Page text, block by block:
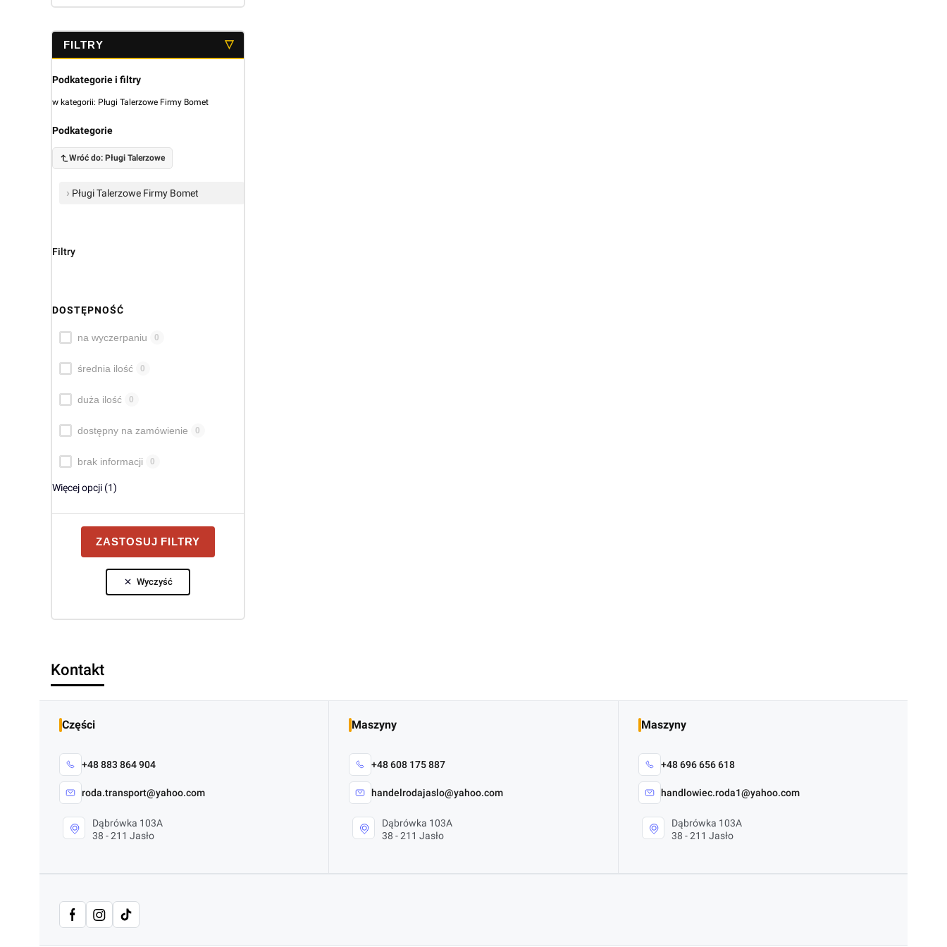
Podkategorie i filtry
w kategorii: Pługi Talerzowe Firmy Bomet
Podkategorie
Wróć do: Pługi Talerzowe
Pługi Talerzowe Firmy Bomet
Filtry
Wyczyść
DOSTĘPNOŚĆ
Dostępnośćna wyczerpaniu 0
średnia ilość 0
duża ilość 0
dostępny na zamówienie 0
brak informacji 0
Więcej opcji (1)
ZASTOSUJ FILTRY
Kontakt
Części
+48 883 864 904
roda.transport@yahoo.com
Dąbrówka 103A
38 - 211 Jasło
Maszyny
+48 608 175 887
handelrodajaslo@yahoo.com
Dąbrówka 103A
38 - 211 Jasło
Maszyny
+48 696 656 618
handlowiec.roda1@yahoo.com
Dąbrówka 103A
38 - 211 Jasło